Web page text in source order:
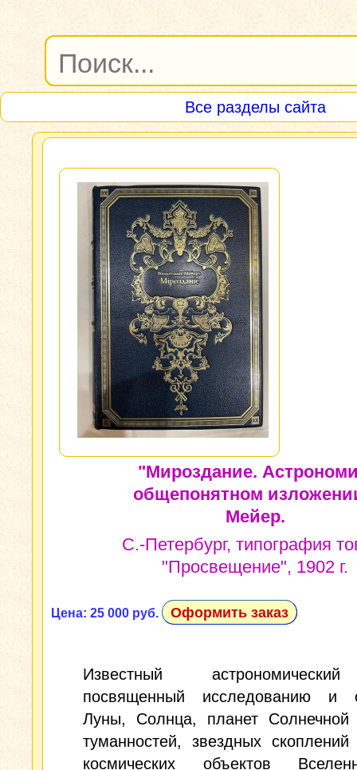
Все разделы сайта
"Мироздание.
общепонятном
Мейер.
С.-Петербург, типография
"Просвещение", 1902 г.
Цена: 25 000 руб. Оформить заказ
Известный
посвященный исследованию и
Луны, Солнца, планет Солнечной
туманностей, звездных
космических объектов